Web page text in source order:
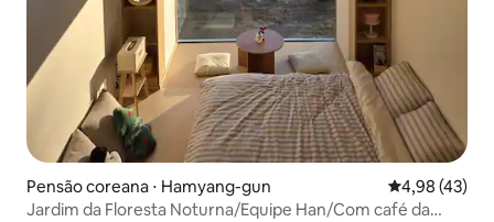
Pensão coreana ⋅ Hamyang-gun 4,98 de uma
4,98 (43)
Jardim da Floresta Noturna/Equipe Han/Com café da